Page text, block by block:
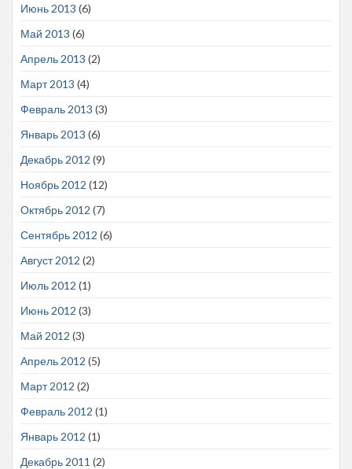
Июнь 2013 (6)
Май 2013 (6)
Апрель 2013 (2)
Март 2013 (4)
Февраль 2013 (3)
Январь 2013 (6)
Декабрь 2012 (9)
Ноябрь 2012 (12)
Октябрь 2012 (7)
Сентябрь 2012 (6)
Август 2012 (2)
Июль 2012 (1)
Июнь 2012 (3)
Май 2012 (3)
Апрель 2012 (5)
Март 2012 (2)
Февраль 2012 (1)
Январь 2012 (1)
Декабрь 2011 (2)